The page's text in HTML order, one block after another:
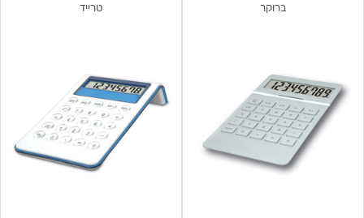
ברוקר טרייד